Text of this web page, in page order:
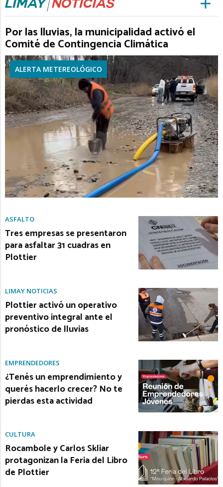
Por las lluvias, la municipalidad activó el
Comité de Contingencia Climática
ALERTA METEREOLÓGICO
ASFALTO
Tres empresas se presentaron
para asfaltar 31 cuadras en
Plottier
LIMAY NOTICIAS
Plottier activó un operativo
preventivo integral ante el
pronóstico de lluvias
EMPRENDEDORES
¿Tenés un emprendimiento y
querés hacerlo crecer? No te
pierdas esta actividad
CULTURA
Rocambole y Carlos Skliar
protagonizan la Feria del Libro
de Plottier